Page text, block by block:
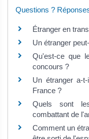
Questions ?
Étranger en
Un étranger
Qu'est-ce que
concours ?
Un étranger a-
France ?
Quels sont
combattant de
Comment un